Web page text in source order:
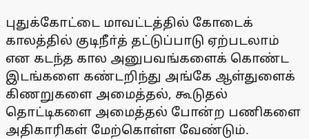
புதுக்கோட்டை மாவட்டத்தில் கோடைக்
காலத்தில் குடிநீா்த் தட்டுப்பாடு ஏற்படலாம்
என கடந்த கால அனுபவங்களைக் கொண்ட
இடங்களை கண்டறிந்து அங்கே ஆள்துளைக்
கிணறுகளை அமைத்தல், கூடுதல்
தொட்டிகளை அமைத்தல் போன்ற பணிகளை
அதிகாரிகள் மேற்கொள்ள வேண்டும்.